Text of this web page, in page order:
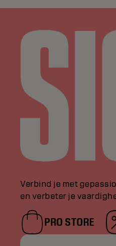
Verbind je met
en verbeter je
PRO STORE